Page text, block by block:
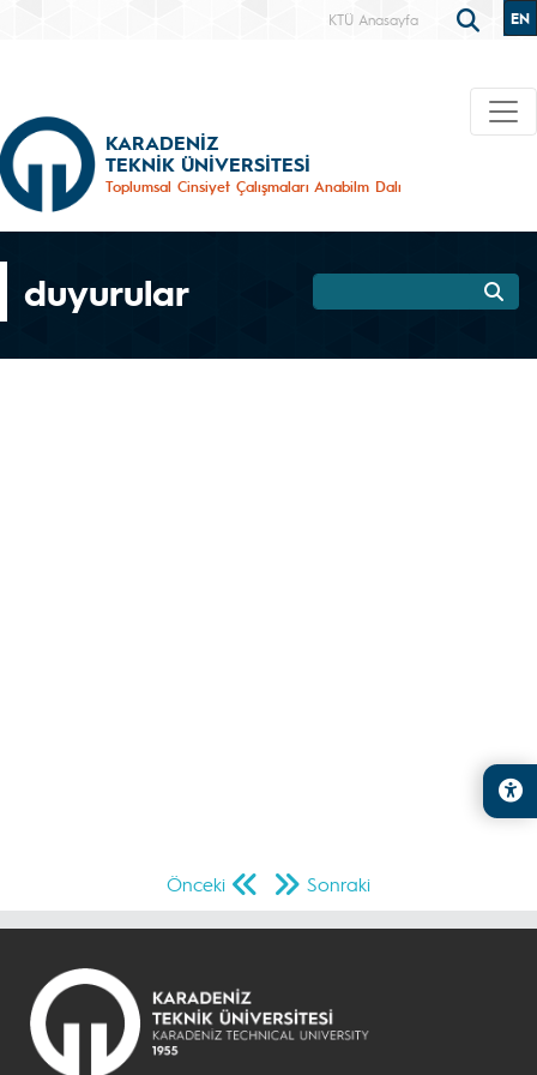
KTÜ Anasayfa EN
KARADENİZ
TEKNİK ÜNİVERSİTESİ
Toplumsal Cinsiyet Çalışmaları Anabilm Dalı
duyurular
Önceki Sonraki